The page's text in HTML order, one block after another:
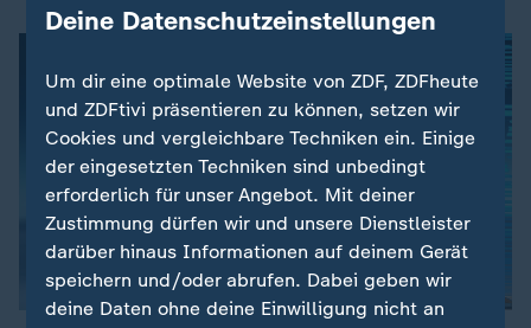
Deine Datenschutzeinstellungen
Um dir eine optimale Website von ZDF, ZDFheute
und ZDFtivi präsentieren zu können, setzen wir
Cookies und vergleichbare Techniken ein. Einige
der eingesetzten Techniken sind unbedingt
erforderlich für unser Angebot. Mit deiner
Zustimmung dürfen wir und unsere Dienstleister
darüber hinaus Informationen auf deinem Gerät
speichern und/oder abrufen. Dabei geben wir
deine Daten ohne deine Einwilligung nicht an